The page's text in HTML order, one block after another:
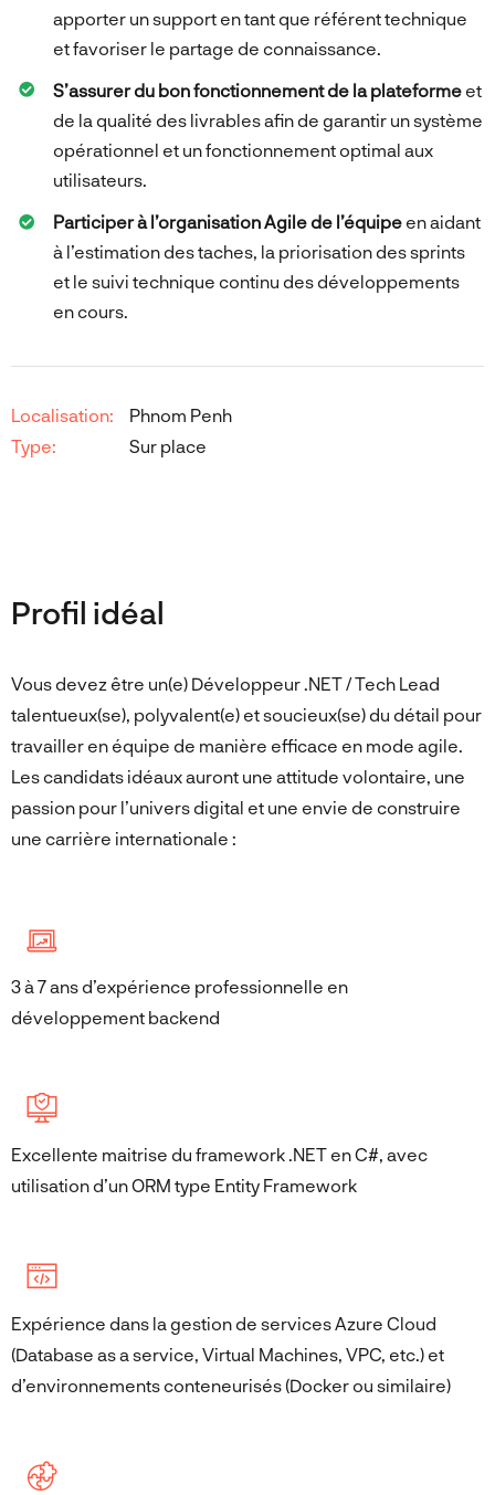
apporter un support en tant que référent technique
et favoriser le partage de connaissance.
S’assurer du bon fonctionnement de la plateforme et
de la qualité des livrables afin de garantir un système
opérationnel et un fonctionnement optimal aux
utilisateurs.
Participer à l’organisation Agile de l’équipe en aidant
à l’estimation des taches, la priorisation des sprints
et le suivi technique continu des développements
en cours.
Localisation:
Phnom Penh
Type:
Sur place
Profil idéal
Vous devez être un(e) Développeur .NET / Tech Lead
talentueux(se), polyvalent(e) et soucieux(se) du détail pour
travailler en équipe de manière efficace en mode agile.
Les candidats idéaux auront une attitude volontaire, une
passion pour l’univers digital et une envie de construire
une carrière internationale :
3 à 7 ans d’expérience professionnelle en
développement backend
Excellente maitrise du framework .NET en C#, avec
utilisation d’un ORM type Entity Framework
Expérience dans la gestion de services Azure Cloud
(Database as a service, Virtual Machines, VPC, etc.) et
d’environnements conteneurisés (Docker ou similaire)